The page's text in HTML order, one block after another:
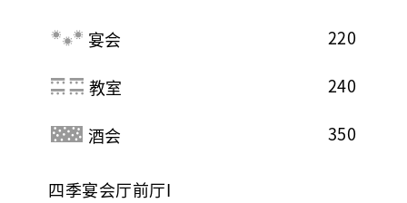
宴会
220
教室 240
酒会 350
四季宴会厅前厅I